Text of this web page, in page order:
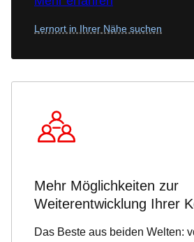
Lernort in Ihrer Nähe suchen
Mehr Möglichkeiten zur
Weiterentwicklung Ihrer
Das Beste aus beiden Welten: